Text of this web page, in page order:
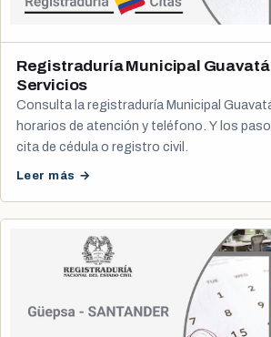
Registraduría Municipal
Servicios
Consulta la registraduría Municipal
horarios de atención y teléfono. Y los
cita de cédula o registro civil.
Leer más →